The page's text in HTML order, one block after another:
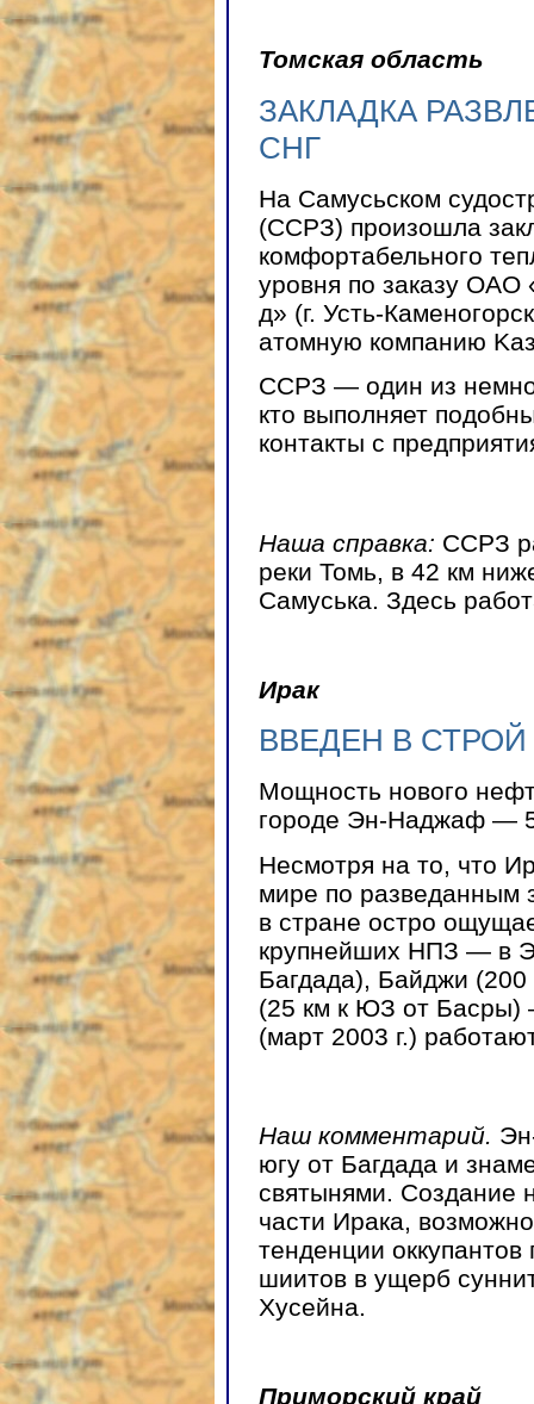
Томская область
ЗАКЛАДКА
СНГ
На Самусьском
(ССРЗ) произошла
комфортабельного
уровня по заказу ОАО
д» (г. Усть-
атомную компанию
ССРЗ — один из
кто выполняет
контакты с
Наша справка: CCPЗ
реки Томь, в 42 км
Самуська. Здесь
Ирак
ВВЕДЕН В
Мощность нового
городе Эн-Наджаф —
Несмотря на то, что
мире по разведанным
в стране остро
крупнейших НПЗ — в
Багдада), Байджи
(25 км к ЮЗ от
(март 2003 г.)
Наш комментарий.
югу от Багдада и
святынями. Создание
части Ирака,
тенденции
шиитов в ущерб
Хусейна.
Приморский край